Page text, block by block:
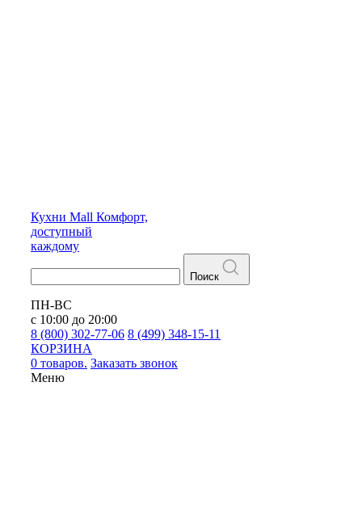
Кухни Mall Комфорт,
доступный
каждому
Поиск
ПН-ВС
с 10:00 до 20:00
8 (800) 302-77-06 8 (499) 348-15-11
КОРЗИНА
0 товаров. Заказать звонок
Меню